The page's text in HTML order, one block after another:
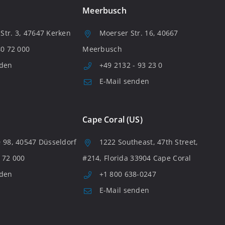
3, 47647 Kerken
72 000
Meerbusch
Moerser Str. 16, 40667
Meerbusch
+49 2132 - 93 23 0
E-Mail senden
98, 40547 Düsseldorf
000
Cape Coral (US)
1222 Southeast, 47th Street,
#214, Florida 33904 Cape Coral
+1 800 638-0247
E-Mail senden